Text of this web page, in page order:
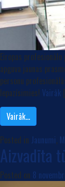
Eiropas
apguva jaunas
personu
Iepazīsimies! Vairāk
Vairāk…
Posted in Jaunumi,
Aizvadīta
Posted on 8